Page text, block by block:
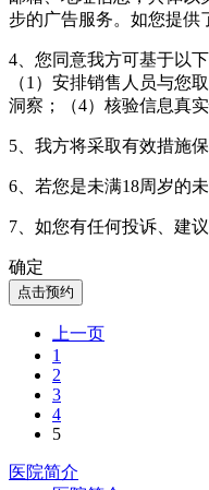
步的广告服务。如您提供
4、您同意我方可基于以
（1）安排销售人员与您
洞察；（4）核验信息真
5、我方将采取有效措施
6、若您是未满18周岁的
7、如您有任何投诉、建
确定
点击预约
上一页
1
2
3
4
5
医院简介